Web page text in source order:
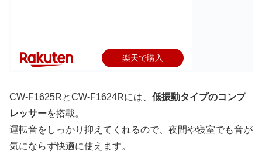
楽天で購入
CW-F1625RとCW-F1624Rには、 低振動タイプのコンプ
レッサーを搭載。
運転音をしっかり抑えてくれるので、夜間や寝室でも音が
気にならず快適に使えます。